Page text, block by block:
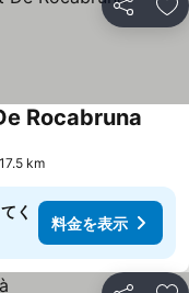
シェア お
Rocabruna
km
く
料金を表示